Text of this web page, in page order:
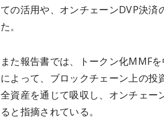
ての活用や、オンチェーンDVP決
た。
また報告書では、トークン化MMF
によって、ブロックチェーン上の
全資産を通じて吸収し、オンチェ
ると指摘されている。